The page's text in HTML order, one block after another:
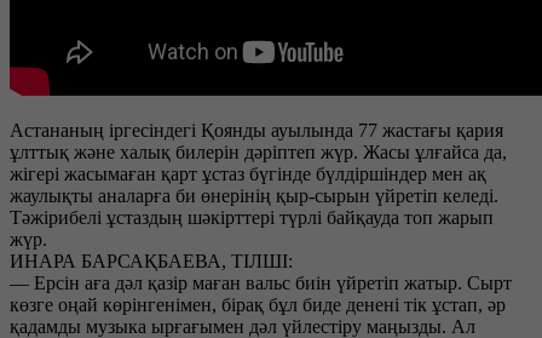
Астананың іргесіндегі Қоянды ауылында 77 жастағы қария
ұлттық және халық билерін дәріптеп жүр. Жасы ұлғайса да,
жігері жасымаған қарт ұстаз бүгінде бүлдіршіндер мен ақ
жаулықты аналарға би өнерінің қыр-сырын үйретіп келеді.
Тәжірибелі ұстаздың шәкірттері түрлі байқауда топ жарып
жүр.
ИНАРА БАРСАҚБАЕВА, ТІЛШІ:
— Ерсін аға дәл қазір маған вальс биін үйретіп жатыр. Сырт
көзге оңай көрінгенімен, бірақ бұл биде денені тік ұстап, әр
қадамды музыка ырғағымен дәл үйлестіру маңызды. Ал